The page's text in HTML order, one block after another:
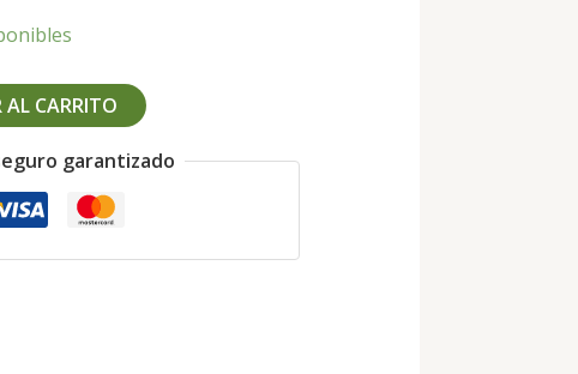
AL CARRITO
garantizado